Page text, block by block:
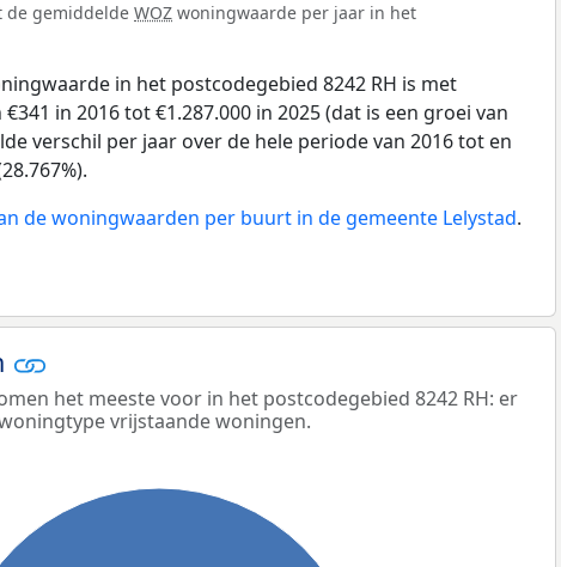
de gemiddelde WOZ woningwaarde per jaar in het
in het postcodegebied 8242 RH is met
in 2016 tot €1.287.000 in 2025 (dat is een groei van
verschil per jaar over de hele periode van 2016 tot en
de woningwaarden per buurt in de gemeente Lelystad.
het meeste voor in het postcodegebied 8242 RH: er
vrijstaande woningen.